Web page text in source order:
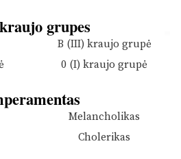
grupes
B (III) kraujo grupė
0 (I) kraujo grupė
Melancholikas
Cholerikas